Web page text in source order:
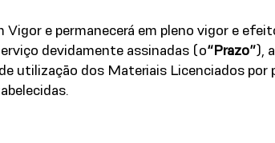
e permanecerá em pleno vigor e
devidamente assinadas (o“Prazo”),
dos Materiais Licenciados por